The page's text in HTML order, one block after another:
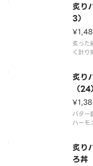
炙り
3）
炙った
く計り
炙り
（24）
バター
ハーモ
炙り
ろ丼